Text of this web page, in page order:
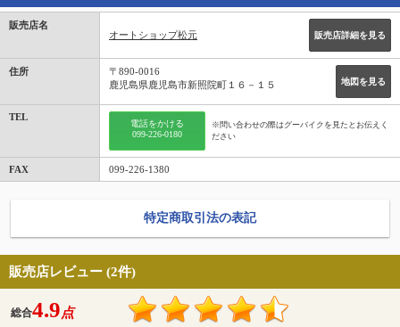
販売店名
オートショップ松元
販売店詳細を見る
住所
地図を見る
〒890-0016
鹿児島県鹿児島市新照院町１６－１５
TEL
電話をかける
099-226-0180
※問い合わせの際はグーバイクを見たとお伝えく
ださい
FAX 099-226-1380
特定商取引法の表記
販売店レビュー (2件)
総合4.9点